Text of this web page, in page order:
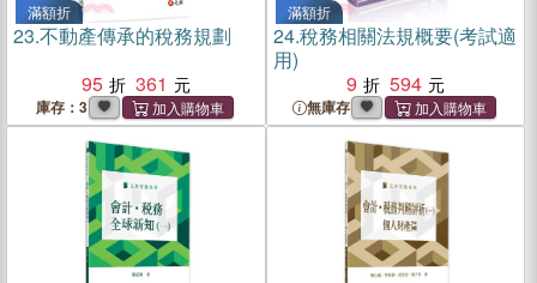
滿額折
23.不動產傳承的稅務規劃
95
361
庫存：3
滿額折
24.稅務相關法規概要(考試適
用)
9
594
無庫存